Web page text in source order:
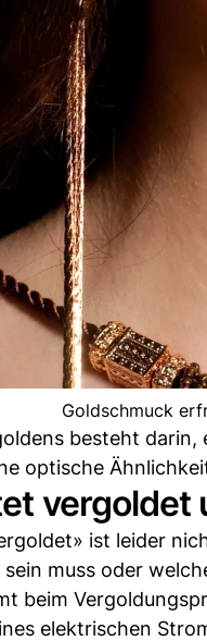
Goldschmuck
besteht
optische
vergoldet
ist leider
muss oder
beim
elektrischen